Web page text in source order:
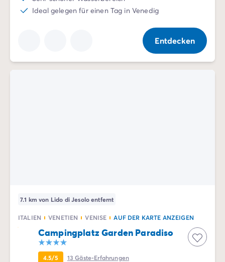
Ideal gelegen für einen Tag in Venedig
Entdecken
7.1 km von Lido di Jesolo entfernt
ITALIEN VENETIEN VENISE AUF DER KARTE ANZEIGEN
Campingplatz Garden Paradiso
4.5/5 13Gäste-Erfahrungen